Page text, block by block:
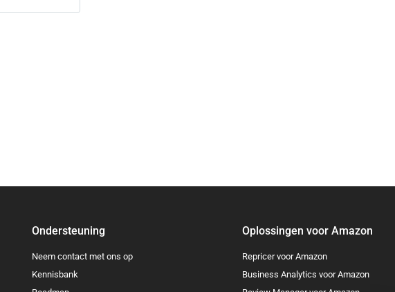
Ondersteuning
Neem contact met ons op
Kennisbank
Oplossingen voor Amazon
Repricer voor Amazon
Business Analytics voor Amazon